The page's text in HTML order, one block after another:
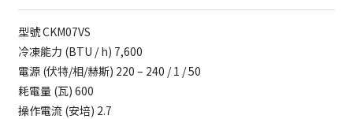
型號 CKM07VS
冷凍能力 (BTU / h) 7,600
電源 (伏特/相/赫斯) 220 – 240 / 1 / 50
耗電量 (瓦) 600
操作電流 (安培) 2.7